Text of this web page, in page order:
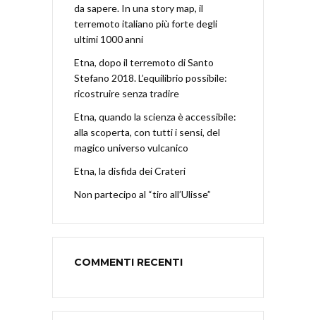
da sapere. In una story map, il
terremoto italiano più forte degli
ultimi 1000 anni
Etna, dopo il terremoto di Santo
Stefano 2018. L’equilibrio possibile:
ricostruire senza tradire
Etna, quando la scienza è accessibile:
alla scoperta, con tutti i sensi, del
magico universo vulcanico
Etna, la disfida dei Crateri
Non partecipo al “tiro all’Ulisse”
COMMENTI RECENTI